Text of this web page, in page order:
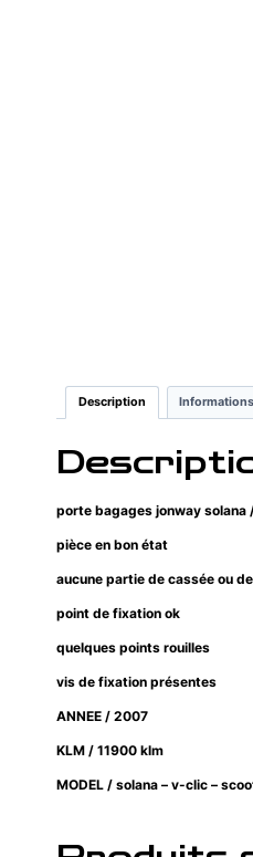
Description
porte bagages jonway solana
pièce en bon état
aucune partie de cassée ou
point de fixation ok
quelques points rouilles
vis de fixation présentes
ANNEE / 2007
KLM / 11900 klm
MODEL / solana – v-clic –